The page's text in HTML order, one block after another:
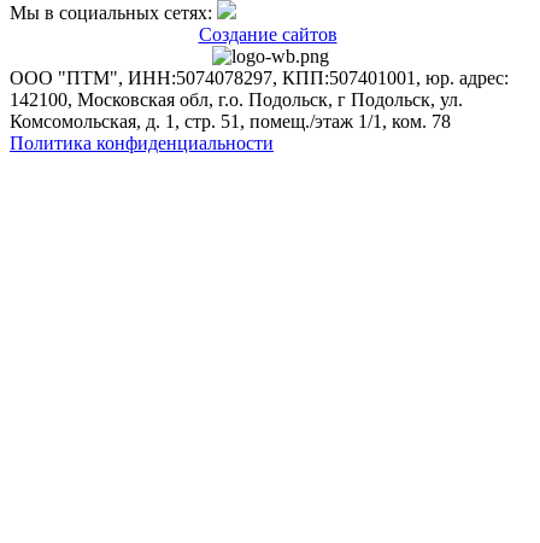
Мы в социальных сетях:
Создание сайтов
ООО "ПТМ", ИНН:5074078297, КПП:507401001, юр. адрес:
142100, Московская обл, г.о. Подольск, г Подольск, ул.
Комсомольская, д. 1, стр. 51, помещ./этаж 1/1, ком. 78
Политика конфиденциальности